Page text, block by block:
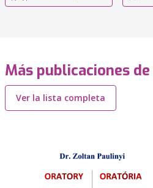
Más publicaciones
Ver la lista completa